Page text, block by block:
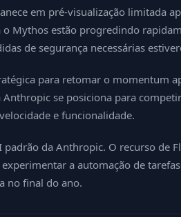
em pré-visualização limitada
Mythos estão progredindo
de segurança necessárias
para retomar o momentum
se posiciona para
e funcionalidade.
da Anthropic. O recurso de
a automação de
no final do ano.